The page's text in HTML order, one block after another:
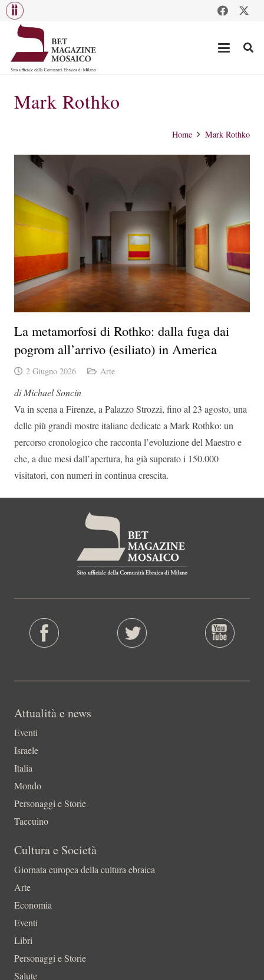
Mark Rothko
Home Mark Rothko
La metamorfosi di Rothko: dalla fuga dai
pogrom all’arrivo (esiliato) in America
2 Giugno 2026 Arte
di Michael Soncin
Va in scena a Firenze, a Palazzo Strozzi, fino al 23 agosto, una
delle più grandi mostre italiane dedicate a Mark Rothko: un
percorso cronologico che racconta l’evoluzione del Maestro e
che, a due mesi dall’apertura, ha già superato i 150.000
visitatori, con numeri in continua crescita.
Attualità e news
Eventi
Israele
Italia
Mondo
Personaggi e Storie
Taccuino
Cultura e Società
Giornata europea della cultura ebraica
Arte
Economia
Eventi
Libri
Personaggi e Storie
Salute